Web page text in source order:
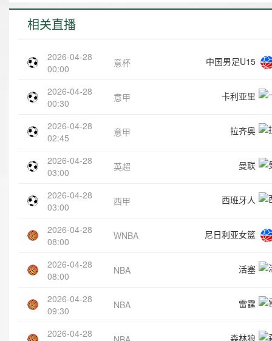
相关直播
2026-04-28
00:00
意杯 中国男足U15
2026-04-28
00:30
意甲 卡利亚里
2026-04-28
02:45
意甲 拉齐奥
2026-04-28
03:00
英超 曼联
2026-04-28
03:00
西甲 西班牙人
2026-04-28
08:00
WNBA 尼日利亚女篮
2026-04-28
08:00
NBA 活塞
2026-04-28
09:30
NBA 雷霆
2026-04-28
森林狼